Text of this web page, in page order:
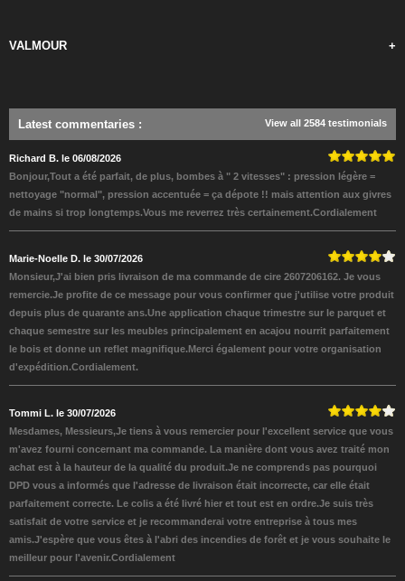
VALMOUR +
Latest commentaries : View all 2584 testimonials
Richard B. le 06/08/2026
Bonjour,Tout a été parfait, de plus, bombes à " 2 vitesses" : pression légère =
nettoyage "normal", pression accentuée = ça dépote !! mais attention aux givres
de mains si trop longtemps.Vous me reverrez très certainement.Cordialement
Marie-Noelle D. le 30/07/2026
Monsieur,J'ai bien pris livraison de ma commande de cire 2607206162. Je vous
remercie.Je profite de ce message pour vous confirmer que j'utilise votre produit
depuis plus de quarante ans.Une application chaque trimestre sur le parquet et
chaque semestre sur les meubles principalement en acajou nourrit parfaitement
le bois et donne un reflet magnifique.Merci également pour votre organisation
d'expédition.Cordialement.
Tommi L. le 30/07/2026
Mesdames, Messieurs,Je tiens à vous remercier pour l'excellent service que vous
m'avez fourni concernant ma commande. La manière dont vous avez traité mon
achat est à la hauteur de la qualité du produit.Je ne comprends pas pourquoi
DPD vous a informés que l'adresse de livraison était incorrecte, car elle était
parfaitement correcte. Le colis a été livré hier et tout est en ordre.Je suis très
satisfait de votre service et je recommanderai votre entreprise à tous mes
amis.J'espère que vous êtes à l'abri des incendies de forêt et je vous souhaite le
meilleur pour l'avenir.Cordialement